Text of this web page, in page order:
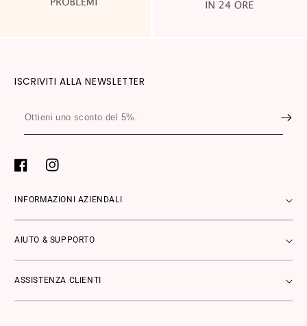
ISCRIVITI ALLA NEWSLETTER
Ottieni
uno
del
FacebookInstagram
INFORMAZIONI AZIENDALI
AIUTO & SUPPORTO
ASSISTENZA CLIENTI